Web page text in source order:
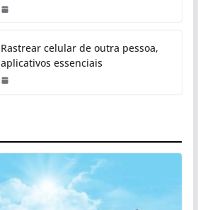
Rastrear celular de outra pessoa,
aplicativos essenciais